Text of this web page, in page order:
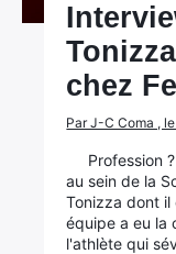
chez
Par J-C Coma ,
Profession
au sein de la
Tonizza dont il
équipe a eu la
l'athlète qui